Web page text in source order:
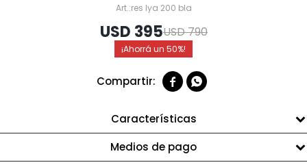
res lya 200 bla
USD 395USD790
50
 
Características
Medios de pago